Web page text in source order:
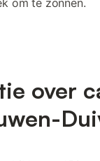
over